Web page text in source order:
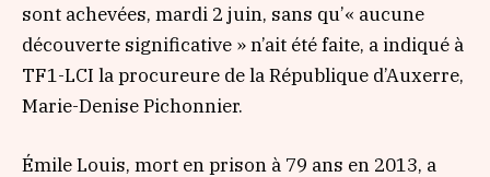
sont achevées, mardi 2 juin, sans qu’« aucune
découverte significative »n’ait été faite, a indiqué à
TF1-LCI la procureure de la République d’Auxerre,
Marie-Denise Pichonnier.
Émile Louis, mort en prison à 79 ans en 2013, a